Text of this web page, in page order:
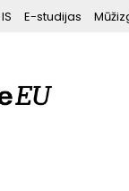
E-studijas